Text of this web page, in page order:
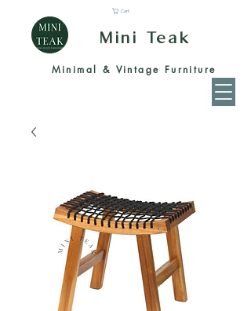
Mini Teak
Minimal & Vintage Furniture
Cart